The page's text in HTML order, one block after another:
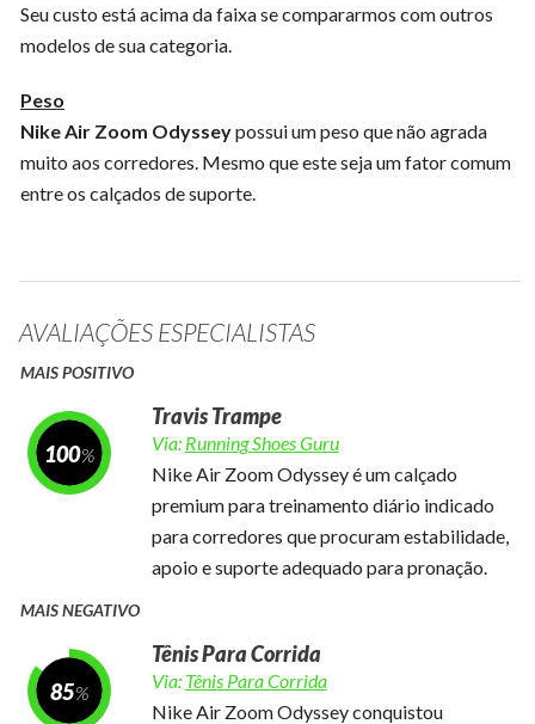
Seu custo está acima da faixa se compararmos com outros
modelos de sua categoria.
Peso
Nike Air Zoom Odysseypossui um peso que não agrada
muito aos corredores. Mesmo que este seja um fator comum
entre os calçados de suporte.
AVALIAÇÕES ESPECIALISTAS
MAIS POSITIVO
100
Travis Trampe
Via: Running Shoes Guru
Nike Air Zoom Odyssey é um calçado
premium para treinamento diário indicado
para corredores que procuram estabilidade,
apoio e suporte adequado para pronação.
MAIS NEGATIVO
85
Tênis Para Corrida
Via: Tênis Para Corrida
Nike Air Zoom Odyssey conquistou